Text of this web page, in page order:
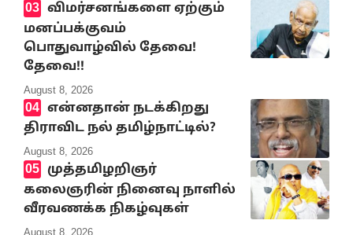
விமர்சனங்களை ஏற்கும்
மனப்பக்குவம்
பொதுவாழ்வில் தேவை!
தேவை!!
August 8, 2026
என்னதான் நடக்கிறது
திராவிட நல் தமிழ்நாட்டில்?
August 8, 2026
முத்தமிழறிஞர்
கலைஞரின் நினைவு நாளில்
வீரவணக்க நிகழ்வுகள்
August 8, 2026